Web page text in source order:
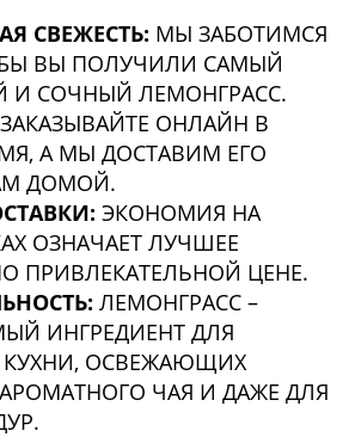
СВЕЖЕСТЬ: МЫ ЗАБОТИМСЯ
ВЫ ПОЛУЧИЛИ САМЫЙ
И СОЧНЫЙ ЛЕМОНГРАСС.
ЗАКАЗЫВАЙТЕ ОНЛАЙН В
А МЫ ДОСТАВИМ ЕГО
ДОМОЙ.
ЭКОНОМИЯ НА
ОЗНАЧАЕТ ЛУЧШЕЕ
ПРИВЛЕКАТЕЛЬНОЙ ЦЕНЕ.
ЛЕМОНГРАСС –
ИНГРЕДИЕНТ ДЛЯ
КУХНИ, ОСВЕЖАЮЩИХ
ЧАЯ И ДАЖЕ ДЛЯ